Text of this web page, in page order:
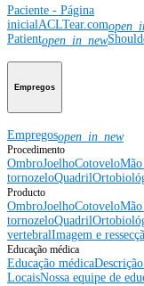
Paciente - Página
inicialACLTear.com
Patientopen_in_new
Empregos
Empregosopen_in_new
Procedimento
OmbroJoelhoCotovelo
tornozeloQuadril
Producto
OmbroJoelhoCotovelo
tornozeloQuadril
vertebralImagem e
Educação médica
Educação médica
LocaisNossa equipe de